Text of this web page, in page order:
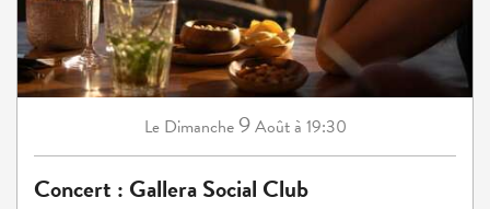
Le Dimanche9Aoûtà 19:30
Concert : Gallera Social Club